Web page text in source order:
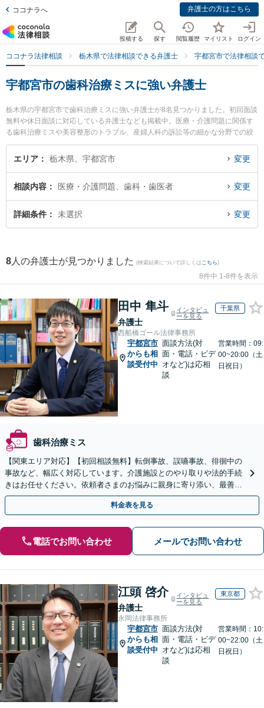
ココナラへ 弁護士の方はこちら
投稿する 探す 閲覧履歴 マイリスト ログイン
ココナラ法律相談 栃木県で法律相談できる弁護士 宇都宮市で法律相談
宇都宮市の歯科治療ミスに強い弁護士
栃木県の宇都宮市で歯科治療ミスに強い弁護士が8名見つかりました。初回面談
無料や休日面談に対応している弁護士なども掲載中。医療・介護問題に関係す
る歯科治療ミスや美容整形のトラブル、産婦人科の訴訟等の細かな分野での絞
り込み検索もでき便利です。特に稲葉勉法律事務所の染谷 耕平弁護士や大橋慶
士法律事務所の大橋 慶士弁護士、弁護士法人栃のふたば法律事務所の小坂 誉弁
したい』『歯科治療ミスのトラブル解決の実績豊富な近くの弁護士を検索した
い』『初回相談無料で歯科治療ミスを法律相談できる宇都宮市内の弁護士に相
談予約したい』などでお困りの相談者さんにおすすめです。
エリア 栃木県、宇都宮市 変更
相談内容 医療・介護問題、歯科・歯医者 変更
詳細条件 未選択 変更
8 人の弁護士が見つかりました (検索結果について詳しくは こちら)
8件中 1-8件を表示
田中 隼斗
弁護士
インタビュ
ーを見る
千葉県
西船橋ゴール法律事務所
宇都宮市
からも相
談受付中
面談方法(対
面・電話・ビデ
オなど)は応相
談
営業時間：09:
00~20:00（土
日祝日）
歯科治療ミス
【関東エリア対応】【初回相談無料】転倒事故、誤嚥事故、徘徊中の
事故など、幅広く対応しています。介護施設とのやり取りや法的手続
きはお任せください。依頼者さまのお悩みに親身に寄り添い、最善の
結果が得られるように尽力いたします。
料金表を見る
電話でお問い合わせ メールでお問い合わせ
江頭 啓介
弁護士
インタビュ
ーを見る
東京都
永岡法律事務所
宇都宮市
からも相
談受付中
面談方法(対
面・電話・ビデ
オなど)は応相
談
営業時間：10:
00~22:00（土
日祝日）